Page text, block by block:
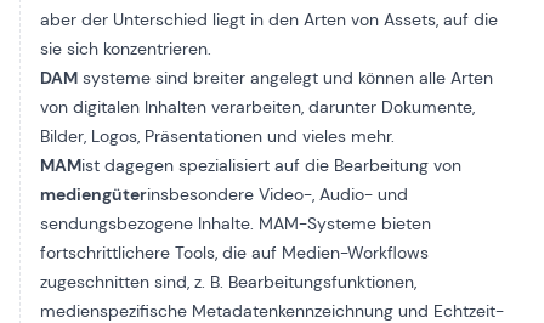
aber der Unterschied liegt in den Arten von Assets, auf die
sie sich konzentrieren.
DAM systeme sind breiter angelegt und können alle Arten
von digitalen Inhalten verarbeiten, darunter Dokumente,
Bilder, Logos, Präsentationen und vieles mehr.
MAMist dagegen spezialisiert auf die Bearbeitung von
mediengüterinsbesondere Video-, Audio- und
sendungsbezogene Inhalte. MAM-Systeme bieten
fortschrittlichere Tools, die auf Medien-Workflows
zugeschnitten sind, z. B. Bearbeitungsfunktionen,
medienspezifische Metadatenkennzeichnung und Echtzeit-